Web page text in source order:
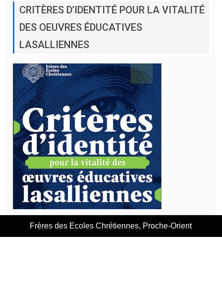
CRITÈRES D’IDENTITÉ POUR LA VITALITÉ
DES OEUVRES ÉDUCATIVES
LASALLIENNES
Frères des Ecoles Chrétiennes, Proche-Orient